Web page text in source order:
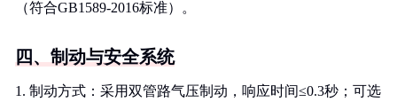
（符合GB1589-2016标准）。
四、制动与安全系统
1. 制动方式：采用双管路气压制动，响应时间≤0.3秒；可选